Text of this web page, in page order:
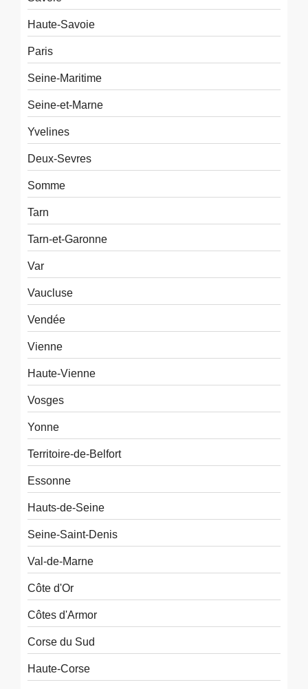
Haute-Savoie
Paris
Seine-Maritime
Seine-et-Marne
Yvelines
Deux-Sevres
Somme
Tarn
Tarn-et-Garonne
Var
Vaucluse
Vendée
Vienne
Haute-Vienne
Vosges
Yonne
Territoire-de-Belfort
Essonne
Hauts-de-Seine
Seine-Saint-Denis
Val-de-Marne
Côte d'Or
Côtes d'Armor
Corse du Sud
Haute-Corse